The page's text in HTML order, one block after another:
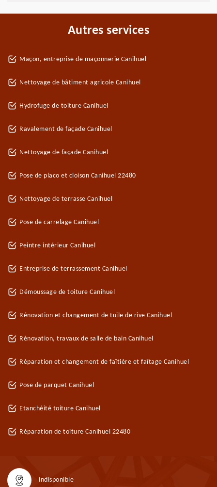
Autres services
Maçon, entreprise de maçonnerie Canihuel
Nettoyage de bâtiment agricole Canihuel
Hydrofuge de toiture Canihuel
Ravalement de façade Canihuel
Nettoyage de façade Canihuel
Pose de placo et cloison Canihuel 22480
Nettoyage de terrasse Canihuel
Pose de carrelage Canihuel
Peintre intérieur Canihuel
Entreprise de terrassement Canihuel
Démoussage de toiture Canihuel
Rénovation et changement de tuile de rive Canihuel
Rénovation, travaux de salle de bain Canihuel
Réparation et changement de faîtière et faîtage Canihuel
Pose de parquet Canihuel
Etanchéité toiture Canihuel
Réparation de toiture Canihuel 22480
indisponible